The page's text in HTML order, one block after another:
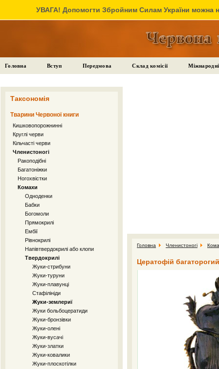
УВАГА! Допомогти Збройним Силам України можна
Головна Вступ Передмова Склад комісії
Таксономія
Тварини Червоної книги
Кишковопорожнинні
Круглі черви
Кільчасті черви
Членистоногі
Ракоподібні
Багатоніжки
Ногохвістки
Комахи
Одноденки
Бабки
Богомоли
Прямокрилі
Ембії
Рівнокрилі
Напівтвердокрилі або клопи
Твердокрилі
Жуки-стрибуни
Жуки-туруни
Жуки-плавунці
Стафілініди
Жуки-землериї
Жуки больбоцератиди
Жуки-бронзівки
Жуки-олені
Жуки-вусачі
Жуки-златки
Жуки-ковалики
Жуки-плоскотілки
Головна Членистоногі
Цератофій